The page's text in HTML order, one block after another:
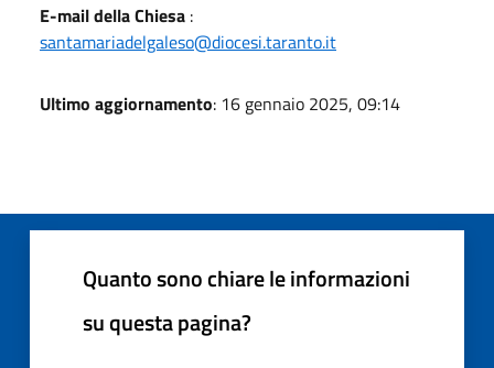
E-mail della Chiesa :
santamariadelgaleso@diocesi.taranto.it
Ultimo aggiornamento: 16 gennaio 2025, 09:14
Quanto sono chiare le informazioni
su questa pagina?